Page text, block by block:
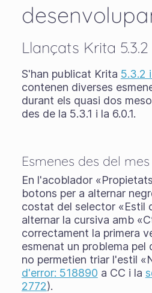
Llançats Krita 5.3.2
S'han publicat Krita 5.3.2
contenen diverses
durant els quasi dos
des de la 5.3.1 i la 6.0.1.
Esmenes des del
En l'acoblador
botons per a alternar
costat del selector «Estil
alternar la cursiva amb
correctament la primera
esmenat un problema pel
no permetien triar l'estil
d'error: 518890 a CC i la
2772).